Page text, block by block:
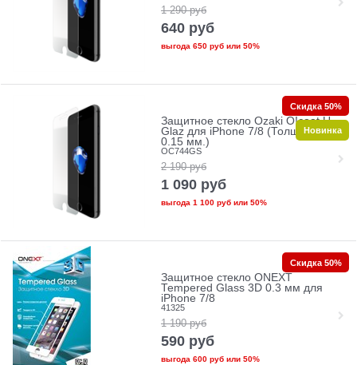
1 290 руб
640 руб
выгода 650 рубили 50%
Защитное стекло Ozaki O!coat U-
Glaz для iPhone 7/8 (Толщина:
0.15 мм.)
OC744GS
2 190 руб
1 090 руб
выгода 1 100 рубили 50%
Скидка 50%
Новинка
Защитное стекло ONEXT
Tempered Glass 3D 0.3 мм для
iPhone 7/8
41325
1 190 руб
590 руб
выгода 600 рубили 50%
Скидка 50%